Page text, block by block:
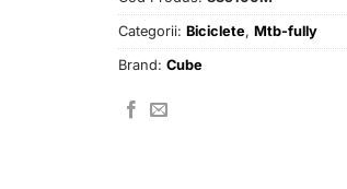
Categorii: Biciclete, Mtb-fully
Brand: Cube